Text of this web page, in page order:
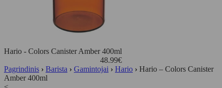
Hario - Colors Canister Amber 400ml
48.99€
Pagrindinis › Barista › Gamintojai › Hario › Hario – Colors Canister
Amber 400ml